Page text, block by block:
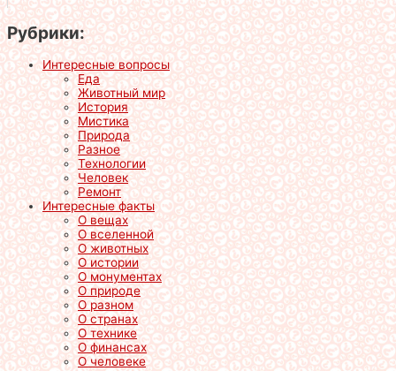
Рубрики:
Интересные вопросы
Еда
Животный мир
История
Мистика
Природа
Разное
Технологии
Человек
Ремонт
Интересные факты
О вещах
О вселенной
О животных
О истории
О монументах
О природе
О разном
О странах
О технике
О финансах
О человеке